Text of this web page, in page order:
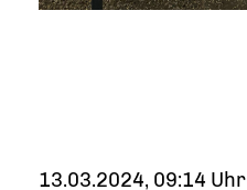
13.03.2024, 09:14 Uhr